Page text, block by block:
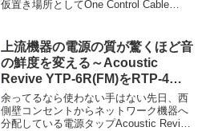
仮置き場所としてOne Control Cable
の高い所に取...
上流機器の電源の質が驚くほど音
の鮮度を変える～Acoustic
Revive YTP-6R(FM)をRTP-4
absoluteに交換
余ってるなら使わない手はない先日、西
側壁コンセントからネットワーク機器へ
分配している電源タップAcoustic Revive